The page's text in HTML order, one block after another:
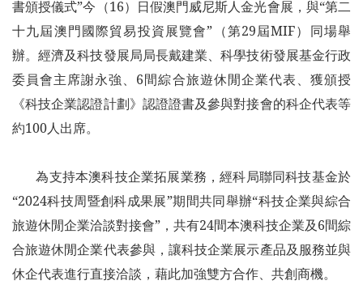
書頒授儀式”今（16）日假澳門威尼斯人金光會展，與“第二
十九屆澳門國際貿易投資展覽會”（第29屆MIF）同場舉
辦。經濟及科技發展局局長戴建業、科學技術發展基金行政
委員會主席謝永強、6間綜合旅遊休閒企業代表、獲頒授
《科技企業認證計劃》認證證書及參與對接會的科企代表等
約100人出席。
為支持本澳科技企業拓展業務，經科局聯同科技基金於
“2024科技周暨創科成果展”期間共同舉辦“科技企業與綜合
旅遊休閒企業洽談對接會”，共有24間本澳科技企業及6間綜
合旅遊休閒企業代表參與，讓科技企業展示產品及服務並與
休企代表進行直接洽談，藉此加強雙方合作、共創商機。